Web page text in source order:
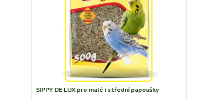
SIPPY DE LUX pro malé i střední papoušky